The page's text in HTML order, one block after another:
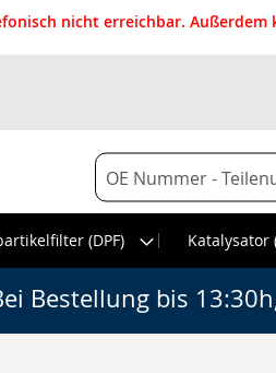
nicht erreichbar.
Suche
(DPF)
Katalysator
Bestellung bis